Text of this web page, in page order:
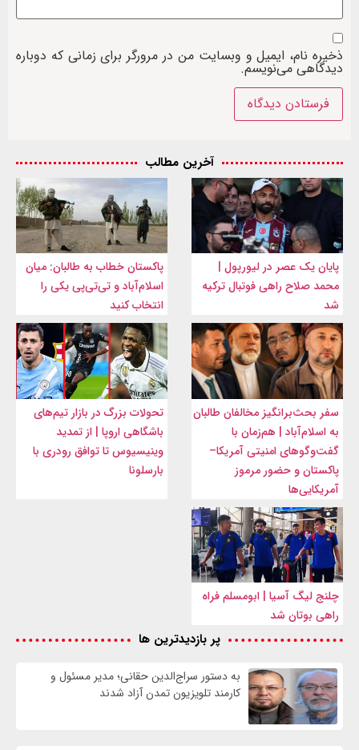
ذخیره نام، ایمیل و وبسایت من در مرورگر برای زمانی که دوباره
دیدگاهی می‌نویسم.
آخرین مطالب
پایان یک عصر در لیورپول |
محمد صلاح راهی فوتبال ترکیه
شد
پاکستان خطاب به طالبان: میان
اسلام‌آباد و تی‌تی‌پی یکی را
انتخاب کنید
سفر بحث‌برانگیز مخالفان طالبان
به اسلام‌آباد | هم‌زمان با
گفت‌وگوهای امنیتی آمریکا–
پاکستان و حضور مرموز
آمریکایی‌ها
تحولات بزرگ در بازار تیم‌های
باشگاهی اروپا | از تمدید
وینیسیوس تا توافق رودری با
بارسلونا
چلنج لیگ آسیا | ابومسلم فراه
راهی بوتان شد
پر بازدیدترین ها
به دستور سراج‌الدین حقانی؛ مدیر مسئول و
کارمند تلویزیون تمدن آزاد شدند